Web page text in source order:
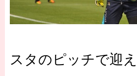
スタのピッチで迎